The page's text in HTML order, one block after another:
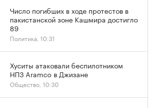
Число погибших в ходе протестов в
пакистанской зоне Кашмира достигло
89
Политика, 10:31
Хуситы атаковали беспилотником
НПЗ Aramco в Джизане
Общество, 10:30